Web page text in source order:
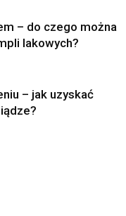
– do czego można
lakowych?
– jak uzyskać